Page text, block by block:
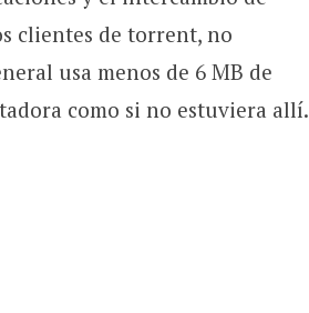
clientes de torrent, no
usa menos de 6 MB de
como si no estuviera allí.